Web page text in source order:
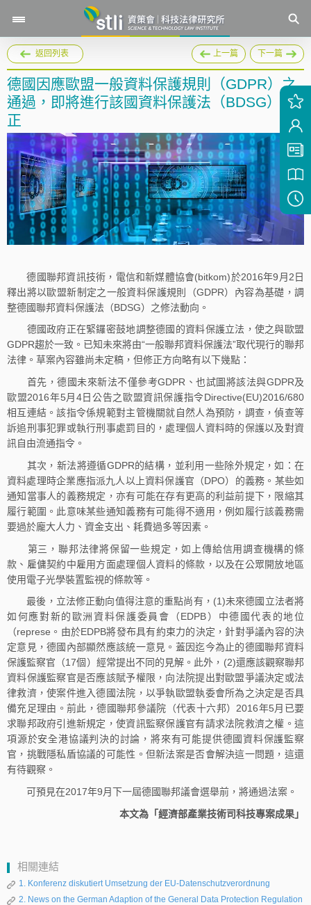
返回列表 上一篇 下一篇
德國因應歐盟一般資料保護規則（GDPR）之
通過，即將進行該國資料保護法（BDSG）修
正
德國聯邦資訊技術，電信和新媒體協會(bitkom)於2016年9月2日
釋出將以歐盟新制定之一般資料保護規則（GDPR）內容為基礎，調
整德國聯邦資料保護法（BDSG）之修法動向。
德國政府正在緊鑼密鼓地調整德國的資料保護立法，使之與歐盟
GDPR趨於一致。已知未來將由“一般聯邦資料保護法”取代現行的聯邦
法律。草案內容雖尚未定稿，但修正方向略有以下幾點：
首先，德國未來新法不僅參考GDPR、也試圖將該法與GDPR及
歐盟2016年5月4日公告之歐盟資訊保護指令Directive(EU)2016/680
相互連結。該指令係規範對主管機關就自然人為預防，調查，偵查等
訴追刑事犯罪或執行刑事處罰目的，處理個人資料時的保護以及對資
訊自由流通指令。
其次，新法將遵循GDPR的結構，並利用一些除外規定，如：在
資料處理時企業應指派九人以上資料保護官（DPO）的義務。某些如
通知當事人的義務規定，亦有可能在存有更高的利益前提下，限縮其
履行範圍。此意味某些通知義務有可能得不適用，例如履行該義務需
要過於龐大人力、資金支出、耗費過多等因素。
第三，聯邦法律將保留一些規定，如上傳給信用調查機構的條
款、雇傭契約中雇用方面處理個人資料的條款，以及在公眾開放地區
使用電子光學裝置監視的條款等。
最後，立法修正動向值得注意的重點尚有，(1)未來德國立法者將
如何應對新的歐洲資料保護委員會（EDPB）中德國代表的地位
（represe。由於EDPB將發布具有約束力的決定，針對爭議內容的決
定意見，德國內部顯然應該統一意見。蓋因迄今為止的德國聯邦資料
保護監察官（17個）經常提出不同的見解。此外，(2)還應該觀察聯邦
資料保護監察官是否應該賦予權限，向法院提出對歐盟爭議決定或法
律救濟，使案件進入德國法院，以爭執歐盟執委會所為之決定是否具
備充足理由。前此，德國聯邦參議院（代表十六邦）2016年5月已要
求聯邦政府引進新規定，使資訊監察保護官有請求法院救濟之權。這
項源於安全港協議判決的討論，將來有可能提供德國資料保護監察
官，挑戰隱私盾協議的可能性。但新法案是否會解決這一問題，這還
有待觀察。
可預見在2017年9月下一屆德國聯邦議會選舉前，將通過法案。
本文為「經濟部產業技術司科技專案成果」
相關連結
1. Konferenz diskutiert Umsetzung der EU-Datenschutzverordnung
2. News on the German Adaption of the General Data Protection Regulation